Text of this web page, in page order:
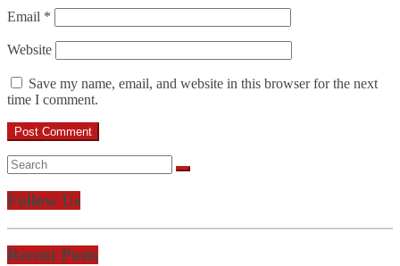
Email *
Website
Save my name, email, and website in this browser for the next
time I comment.
Follow Us
Recent Posts